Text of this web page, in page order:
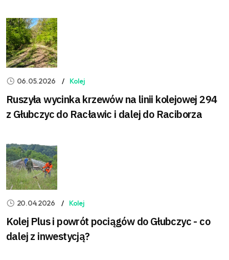
06.05.2026 Kolej
Ruszyła wycinka krzewów na linii kolejowej 294
z Głubczyc do Racławic i dalej do Raciborza
20.04.2026 Kolej
Kolej Plus i powrót pociągów do Głubczyc - co
dalej z inwestycją?